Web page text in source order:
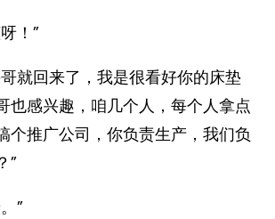
！”
就回来了，我是很看好你的床垫
也感兴趣，咱几个人，每个人拿点
个推广公司，你负责生产，我们负
”
”